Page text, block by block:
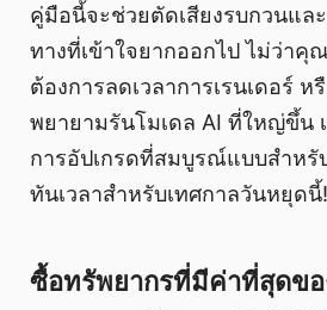
คู่มือนี้จะช่วยตัดเสียงรบกวนแล
ทางที่เข้าใจยากออกไป ไม่ว่าคุ
ต้องการลดเวลาการเรนเดอร์
พยายามรันโมเดล AI ที่ใหญ่ขึ้น
การอัปเกรดที่สมบูรณ์แบบสำห
ทันเวลาสำหรับเทศกาลวันหยุดนี้!
ซื้อทรัพยากรที่มีค่าที่สุดข